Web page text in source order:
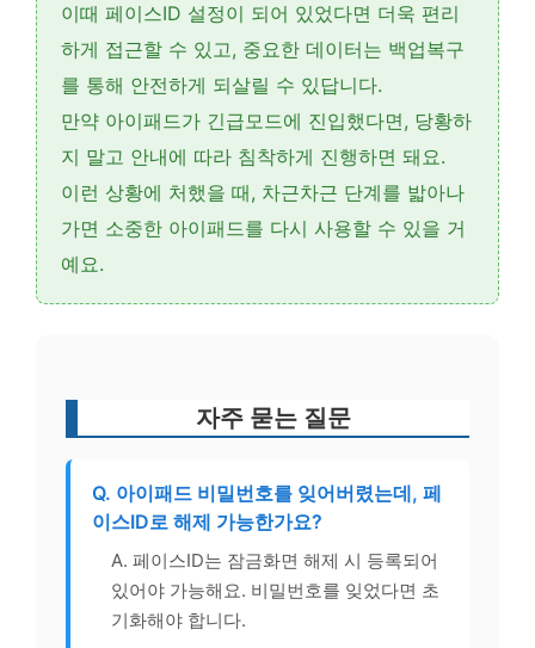
이때 페이스ID 설정이 되어 있었다면 더욱 편리
하게 접근할 수 있고, 중요한 데이터는 백업복구
를 통해 안전하게 되살릴 수 있답니다.
만약 아이패드가 긴급모드에 진입했다면, 당황하
지 말고 안내에 따라 침착하게 진행하면 돼요.
이런 상황에 처했을 때, 차근차근 단계를 밟아나
가면 소중한 아이패드를 다시 사용할 수 있을 거
예요.
자주 묻는 질문
Q. 아이패드 비밀번호를 잊어버렸는데, 페
이스ID로 해제 가능한가요?
A. 페이스ID는 잠금화면 해제 시 등록되어
있어야 가능해요. 비밀번호를 잊었다면 초
기화해야 합니다.